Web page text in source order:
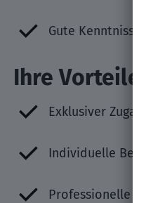
Gute
Ihre Vorteile
Exklusiver
Individuelle
Professionelle